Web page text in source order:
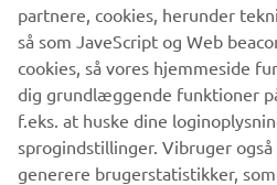
partnere, cookies, herunder
så som JaveScript og Web
cookies, så vores hjemmeside
dig grundlæggende funktioner
f.eks. at huske dine
sprogindstillinger. Vibruger
generere brugerstatistikker,